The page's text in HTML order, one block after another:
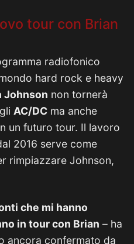
tour con Brian
radiofonico
hard rock e heavy
Johnson non tornerà
AC/DC ma anche
un futuro tour. Il lavoro
2016 serve come
rimpiazzare Johnson,
che mi hanno
in tour con Brian – ha
ancora confermato da